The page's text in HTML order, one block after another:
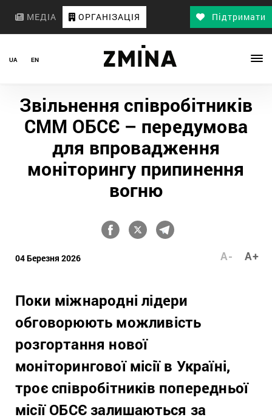
МЕДІА ОРГАНІЗАЦІЯ Підтримати
UA EN
Звільнення співробітників
СММ ОБСЄ – передумова
для впровадження
моніторингу припинення
вогню
04 Березня 2026 A+
A-
Поки міжнародні лідери
обговорюють можливість
розгортання нової
моніторингової місії в Україні,
троє співробітників попередньої
місії ОБСЄ залишаються за